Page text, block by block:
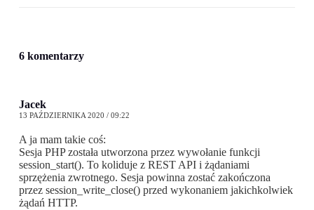
6 komentarzy
Jacek
13 PAŹDZIERNIKA 2020 / 09:22
A ja mam takie coś:
Sesja PHP została utworzona przez wywołanie funkcji
session_start(). To koliduje z REST API i żądaniami
sprzężenia zwrotnego. Sesja powinna zostać zakończona
przez session_write_close() przed wykonaniem jakichkolwiek
żądań HTTP.